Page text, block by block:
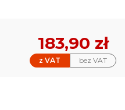
z VAT bez VAT
Cena
183,90 zł